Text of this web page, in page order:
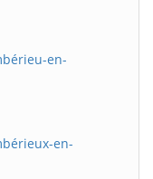
en-
en-